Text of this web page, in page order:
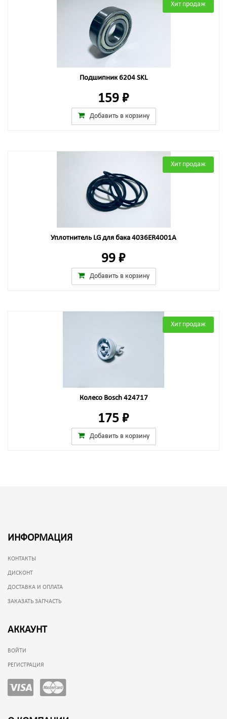
Хит продаж
Подшипник 6204 SKL
159 ₽
Добавить в корзину
Хит продаж
Уплотнитель LG для бака 4036ER4001A
99 ₽
Добавить в корзину
Хит продаж
Колесо Bosch 424717
175 ₽
Добавить в корзину
ИНФОРМАЦИЯ
КОНТАКТЫ
ДИСКОНТ
ДОСТАВКА И ОПЛАТА
ЗАКАЗАТЬ ЗАПЧАСТЬ
АККАУНТ
ВОЙТИ
РЕГИСТРАЦИЯ